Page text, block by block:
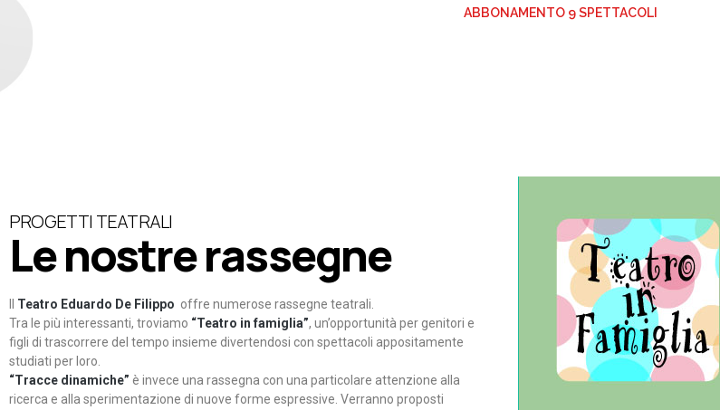
ABBONAMENTO 9 SPETTACOLI
PROGETTI TEATRALI
Le nostre rassegne
Teatro Eduardo De Filippo offre numerose rassegne teatrali.
Tra le più interessanti, troviamo “Teatro in famiglia”, un’opportunità per genitori e
figli di trascorrere del tempo insieme divertendosi con spettacoli appositamente
studiati per loro.
“Tracce dinamiche” è invece una rassegna con una particolare attenzione alla
ricerca e alla sperimentazione di nuove forme espressive. Verranno proposti
Teatro in famiglia
Teatro In Famiglia è una
rassegna di teatro concepita
per far condividere e godere
del teatro all’intera famiglia.
Continua